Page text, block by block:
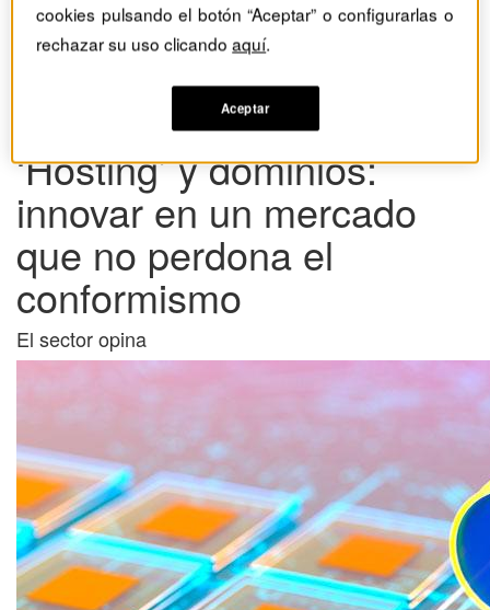
TIC
‘Hosting’ y dominios: innovar en un mercado que no
‘Hosting’ y dominios:
innovar en un mercado
que no perdona el
conformismo
El sector opina
cookies pulsando el botón “Aceptar” o configurarlas o
rechazar su uso clicandoaquí.
Aceptar